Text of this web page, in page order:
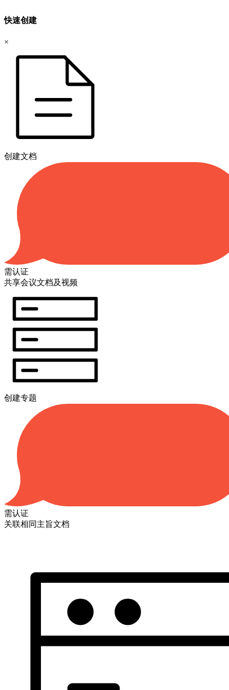
快速创建
×
创建文档
需认证
共享会议文档及视频
创建专题
需认证
关联相同主旨文档